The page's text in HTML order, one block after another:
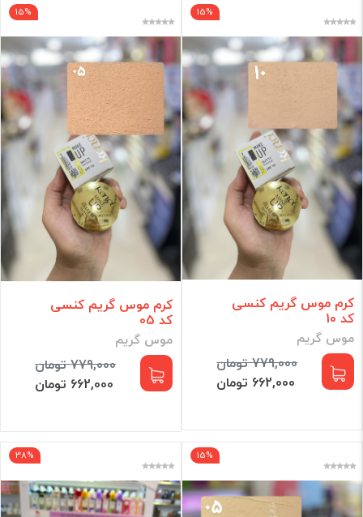
15%
کرم موس گریم کنسی
کد 10
موس گریم
779,000 تومان
662,000 تومان
15%
کرم موس گریم کنسی
کد 05
موس گریم
779,000 تومان
662,000 تومان
15%
38%